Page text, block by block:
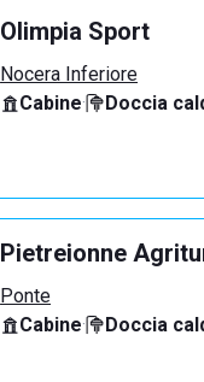
Olimpia Sport
Nocera Inferiore
Cabine· Doccia
Pietreionne
Ponte
Cabine· Doccia